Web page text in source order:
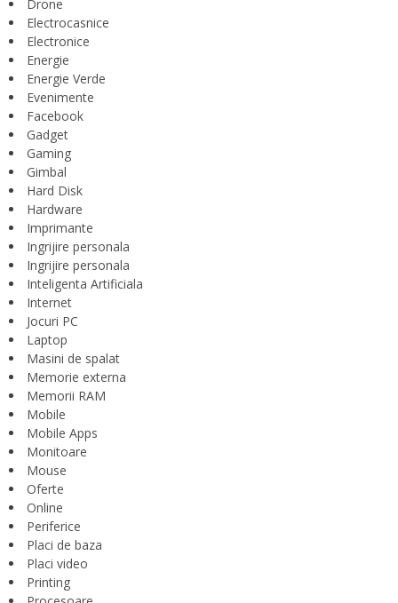
Drone
Electrocasnice
Electronice
Energie
Energie Verde
Evenimente
Facebook
Gadget
Gaming
Gimbal
Hard Disk
Hardware
Imprimante
Ingrijire personala
Ingrijire personala
Inteligenta Artificiala
Internet
Jocuri PC
Laptop
Masini de spalat
Memorie externa
Memorii RAM
Mobile
Mobile Apps
Monitoare
Mouse
Oferte
Online
Periferice
Placi de baza
Placi video
Printing